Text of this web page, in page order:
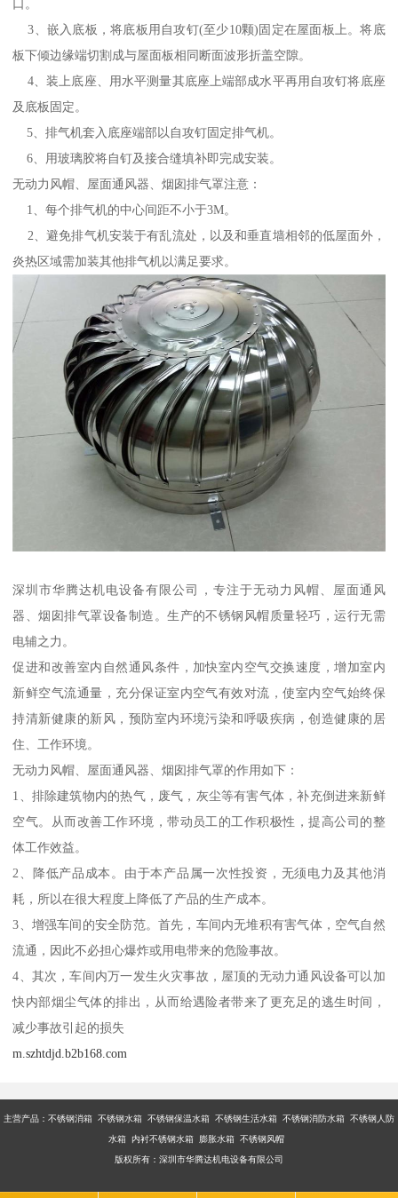
口。
3、嵌入底板，将底板用自攻钉(至少10颗)固定在屋面板上。将底
板下倾边缘端切割成与屋面板相同断面波形折盖空隙。
4、装上底座、用水平测量其底座上端部成水平再用自攻钉将底座
及底板固定。
5、排气机套入底座端部以自攻钉固定排气机。
6、用玻璃胶将自钉及接合缝填补即完成安装。
无动力风帽、屋面通风器、烟囱排气罩注意：
1、每个排气机的中心间距不小于3M。
2、避免排气机安装于有乱流处，以及和垂直墙相邻的低屋面外，
炎热区域需加装其他排气机以满足要求。
深圳市华腾达机电设备有限公司，专注于无动力风帽、屋面通风
器、烟囱排气罩设备制造。生产的不锈钢风帽质量轻巧，运行无需
电辅之力。
促进和改善室内自然通风条件，加快室内空气交换速度，增加室内
新鲜空气流通量，充分保证室内空气有效对流，使室内空气始终保
持清新健康的新风，预防室内环境污染和呼吸疾病，创造健康的居
住、工作环境。
无动力风帽、屋面通风器、烟囱排气罩的作用如下：
1、排除建筑物内的热气，废气，灰尘等有害气体，补充倒进来新鲜
空气。从而改善工作环境，带动员工的工作积极性，提高公司的整
体工作效益。
2、降低产品成本。由于本产品属一次性投资，无须电力及其他消
耗，所以在很大程度上降低了产品的生产成本。
3、增强车间的安全防范。首先，车间内无堆积有害气体，空气自然
流通，因此不必担心爆炸或用电带来的危险事故。
4、其次，车间内万一发生火灾事故，屋顶的无动力通风设备可以加
快内部烟尘气体的排出，从而给遇险者带来了更充足的逃生时间，
减少事故引起的损失
m.szhtdjd.b2b168.com
主营产品：不锈钢消箱 不锈钢水箱 不锈钢保温水箱 不锈钢生活水箱 不锈钢消防水箱 不锈钢人防
水箱 内衬不锈钢水箱 膨胀水箱 不锈钢风帽
版权所有：深圳市华腾达机电设备有限公司